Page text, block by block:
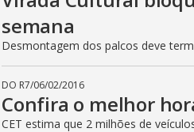
semana
Desmontagem dos palcos deve
DO R7/06/02/2016
Confira o melhor
CET estima que 2 milhões de